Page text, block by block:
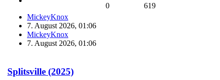
MickeyKnox
7. August 2026, 01:06
MickeyKnox
7. August 2026, 01:06
0 619
Splitsville (2025)